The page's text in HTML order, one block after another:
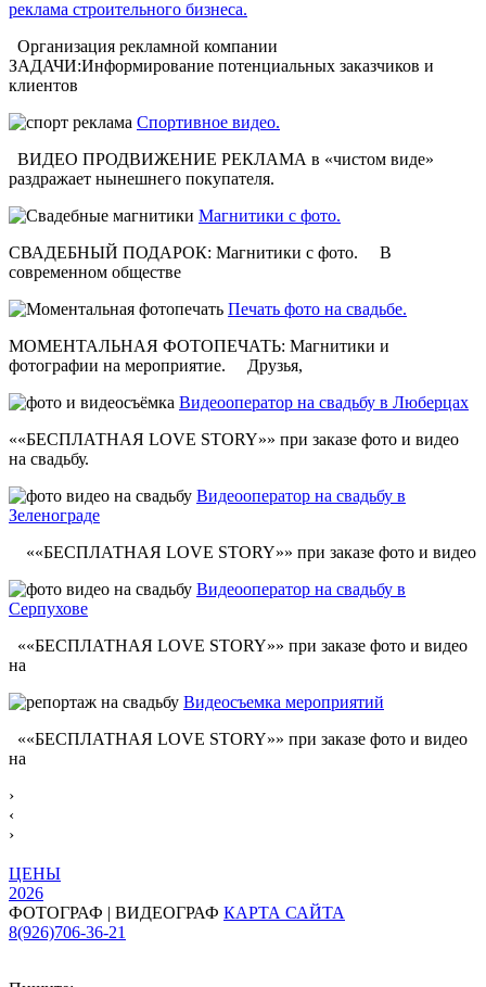
реклама строительного бизнеса.
Организация рекламной компании
ЗАДАЧИ:Информирование потенциальных заказчиков и
клиентов
Спортивное видео.
ВИДЕО ПРОДВИЖЕНИЕ РЕКЛАМА в «чистом виде»
раздражает нынешнего покупателя.
Магнитики с фото.
СВАДЕБНЫЙ ПОДАРОК: Магнитики с фото. В
современном обществе
Печать фото на свадьбе.
МОМЕНТАЛЬНАЯ ФОТОПЕЧАТЬ: Магнитики и
фотографии на мероприятие. Друзья,
Видеооператор на свадьбу в Люберцах
««БЕСПЛАТНАЯ LOVE STORY»» при заказе фото и видео
на свадьбу.
Видеооператор на свадьбу в
Зеленограде
««БЕСПЛАТНАЯ LOVE STORY»» при заказе фото и видео
Видеооператор на свадьбу в
Серпухове
««БЕСПЛАТНАЯ LOVE STORY»» при заказе фото и видео
на
Видеосъемка мероприятий
««БЕСПЛАТНАЯ LOVE STORY»» при заказе фото и видео
на
›
‹
›
ЦЕНЫ
2026
ФОТОГРАФ | ВИДЕОГРАФ КАРТА САЙТА
8(926)706-36-21